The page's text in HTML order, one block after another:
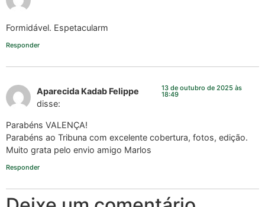
Formidável. Espetacularm
Responder
Aparecida Kadab Felippe
disse:
13 de outubro de 2025 às
18:49
Parabéns VALENÇA!
Parabéns ao Tribuna com excelente cobertura, fotos, edição.
Muito grata pelo envio amigo Marlos
Responder